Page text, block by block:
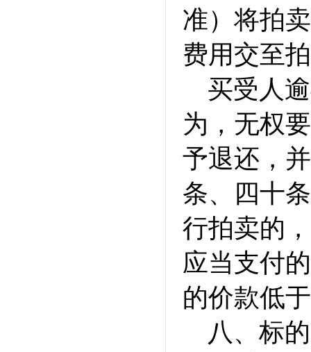
准）将拍
费用交至
买受人
为，无权
予退还，
条、四十
行拍卖的
应当支付
的价款低
八、标